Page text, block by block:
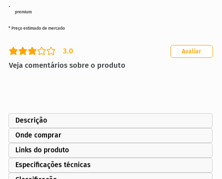
premium
3.0
classificação média é 3 de 5
Veja comentários sobre o produto
Avaliar
* Preço estimado de mercado
Descrição
Onde comprar
Links do produto
Especificações técnicas